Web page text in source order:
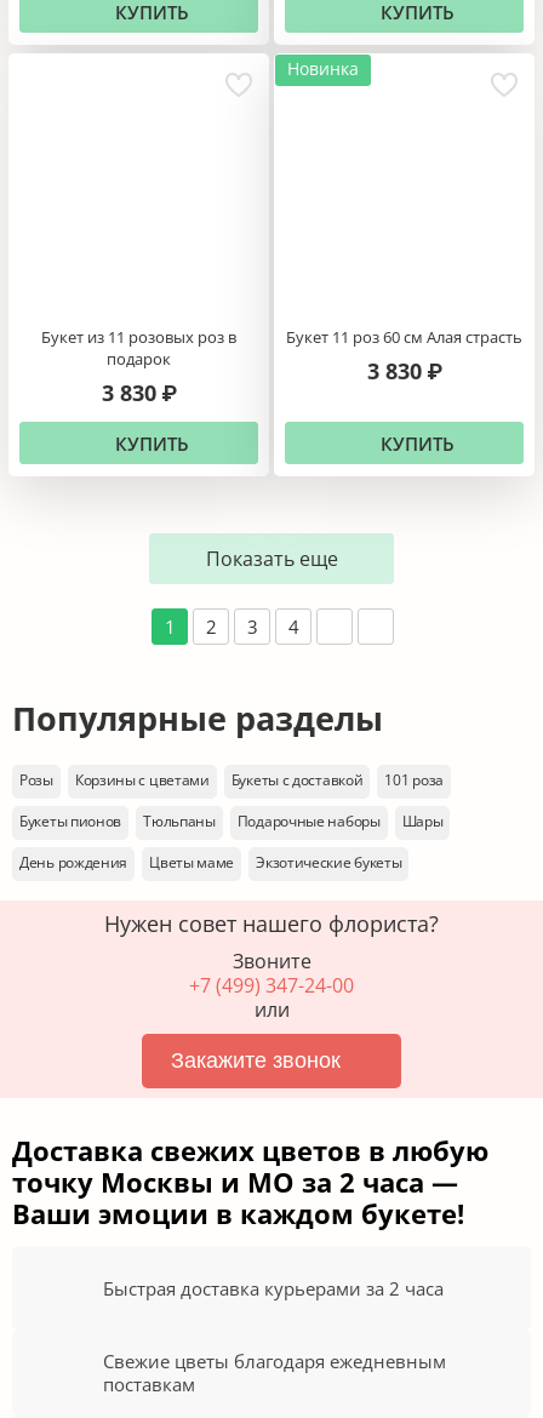
КУПИТЬ КУПИТЬ
Букет из 11 розовых роз в
подарок
3 830 ₽
КУПИТЬ
Новинка
Букет 11 роз 60 см Алая страсть
3 830 ₽
КУПИТЬ
Показать еще
1 2 3 4
Популярные разделы
Розы Корзины с цветами Букеты с доставкой
101 роза
Букеты пионов
Тюльпаны Подарочные наборы
Шары
День рождения
Цветы маме Экзотические букеты
Нужен совет нашего флориста?
Звоните
+7 (499) 347-24-00
или
Закажите звонок
Доставка свежих цветов в любую
точку Москвы и МО за 2 часа —
Ваши эмоции в каждом букете!
Быстрая доставка курьерами за 2 часа
Свежие цветы благодаря ежедневным
поставкам